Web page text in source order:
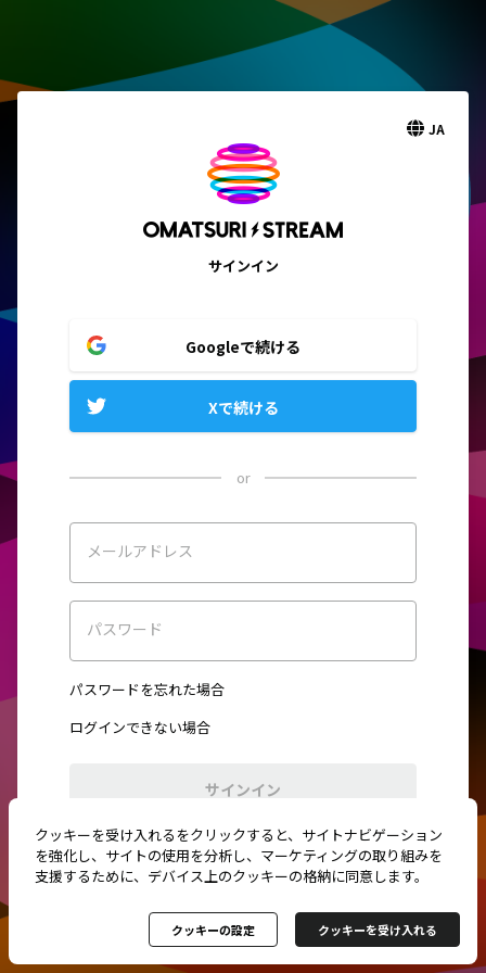
JA
サインイン
Googleで続ける
Xで続ける
or
メールアドレス
パスワード
パスワードを忘れた場合
ログインできない場合
サインイン
初めてご利用ですか？新規登録
クッキーを受け入れるをクリックすると、サイトナビゲーション
を強化し、サイトの使用を分析し、マーケティングの取り組みを
支援するために、デバイス上のクッキーの格納に同意します。
クッキーの設定 クッキーを受け入れる